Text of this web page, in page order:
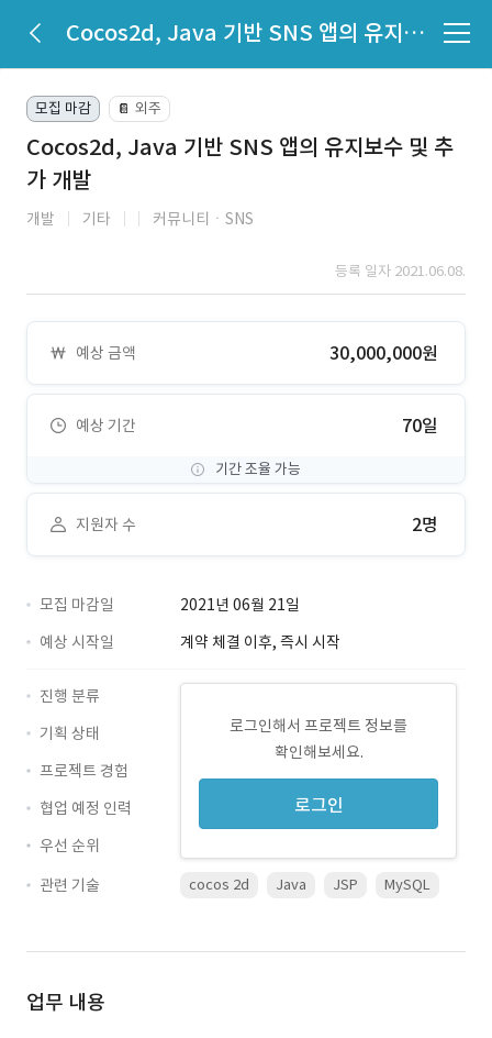
Cocos2d, Java 기반 SNS 앱의 유지보수 및 추가 개발
모집 마감 📔 외주
Cocos2d, Java 기반 SNS 앱의 유지보수 및 추
가 개발
개발 기타 커뮤니티ㆍSNS
등록 일자 2021.06.08.
예상 금액 30,000,000원
예상 기간 70일
기간 조율 가능
지원자 수 2명
모집 마감일
2021년 06월 21일
예상 시작일
계약 체결 이후, 즉시 시작
로그인해서 프로젝트 정보를
확인해보세요.
로그인
진행 분류
기획 상태
프로젝트 경험
협업 예정 인력
우선 순위
관련 기술
cocos 2d Java JSP MySQL
업무 내용